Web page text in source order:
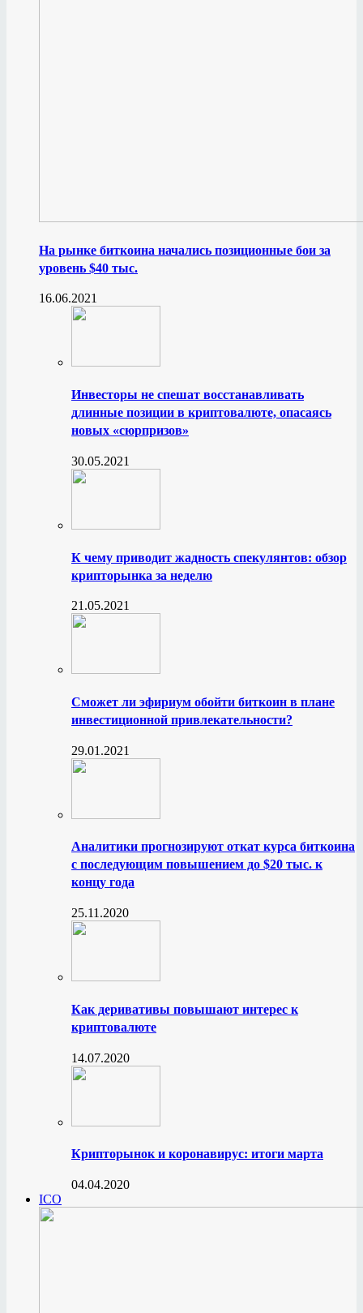
На рынке биткоина начались позиционные бои за
уровень $40 тыс.
16.06.2021
Инвесторы не спешат восстанавливать
длинные позиции в криптовалюте, опасаясь
новых «сюрпризов»
30.05.2021
К чему приводит жадность спекулянтов: обзор
крипторынка за неделю
21.05.2021
Сможет ли эфириум обойти биткоин в плане
инвестиционной привлекательности?
29.01.2021
Аналитики прогнозируют откат курса биткоина
с последующим повышением до $20 тыс. к
концу года
25.11.2020
Как деривативы повышают интерес к
криптовалюте
14.07.2020
Крипторынок и коронавирус: итоги марта
04.04.2020
ICO